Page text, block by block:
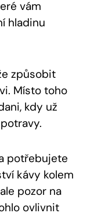
vám
hladinu
způsobit
Místo toho
kdy už
potřebujete
kávy kolem
pozor na
ovlivnit